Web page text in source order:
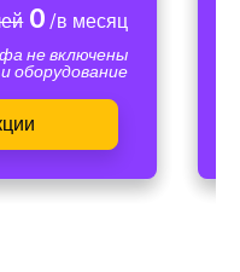
0 /в месяц
не включены
оборудование